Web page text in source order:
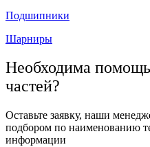
Подшипники
Шарниры
Необходима
частей?
Оставьте заявку, наши
подбором по наименованию
информации